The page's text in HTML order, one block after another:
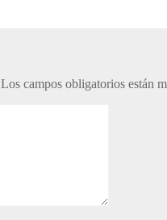
Los campos obligatorios están